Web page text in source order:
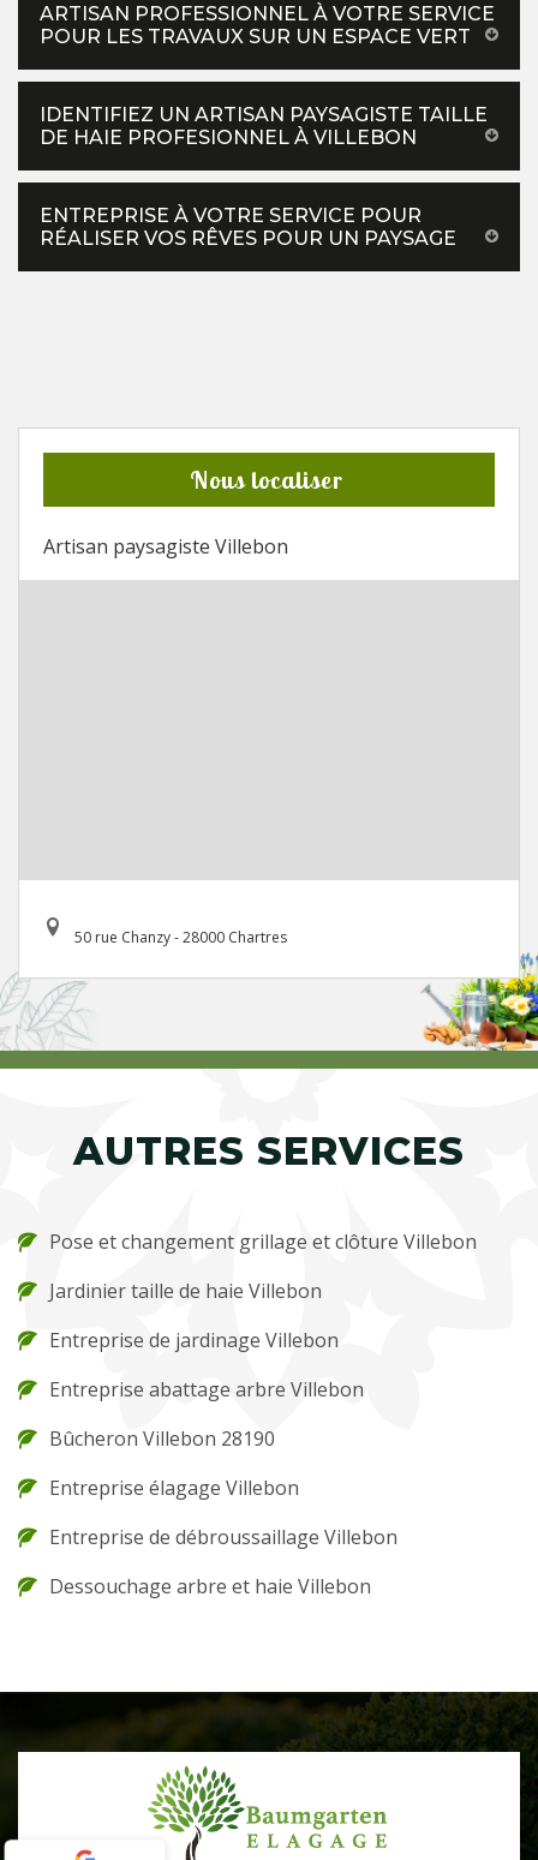
ARTISAN PROFESSIONNEL À VOTRE SERVICE
POUR LES TRAVAUX SUR UN ESPACE VERT
IDENTIFIEZ UN ARTISAN PAYSAGISTE TAILLE
DE HAIE PROFESIONNEL À VILLEBON
ENTREPRISE À VOTRE SERVICE POUR
RÉALISER VOS RÊVES POUR UN PAYSAGE
Nous localiser
Artisan paysagiste Villebon
50 rue Chanzy - 28000 Chartres
AUTRES SERVICES
Pose et changement grillage et clôture Villebon
Jardinier taille de haie Villebon
Entreprise de jardinage Villebon
Entreprise abattage arbre Villebon
Bûcheron Villebon 28190
Entreprise élagage Villebon
Entreprise de débroussaillage Villebon
Dessouchage arbre et haie Villebon